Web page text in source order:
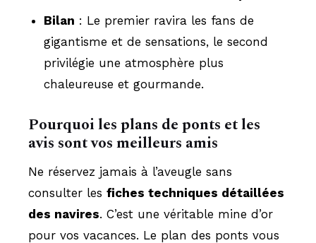
Bilan : Le premier ravira les fans de
gigantisme et de sensations, le second
privilégie une atmosphère plus
chaleureuse et gourmande.
Pourquoi les plans de ponts et les
avis sont vos meilleurs amis
Ne réservez jamais à l’aveugle sans
consulter les fiches techniques détaillées
des navires. C’est une véritable mine d’or
pour vos vacances. Le plan des ponts vous